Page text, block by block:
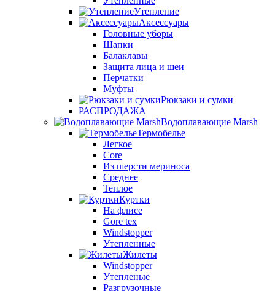
Утепление
Аксессуары
Головные уборы
Шапки
Балаклавы
Защита лица и шеи
Перчатки
Муфты
Рюкзаки и сумки
РАСПРОДАЖА
Водоплавающие Marsh
Термобелье
Легкое
Core
Из шерсти мериноса
Среднее
Теплое
Куртки
На флисе
Gore tex
Windstopper
Утепленные
Жилеты
Windstopper
Утепленые
Разгрузочные